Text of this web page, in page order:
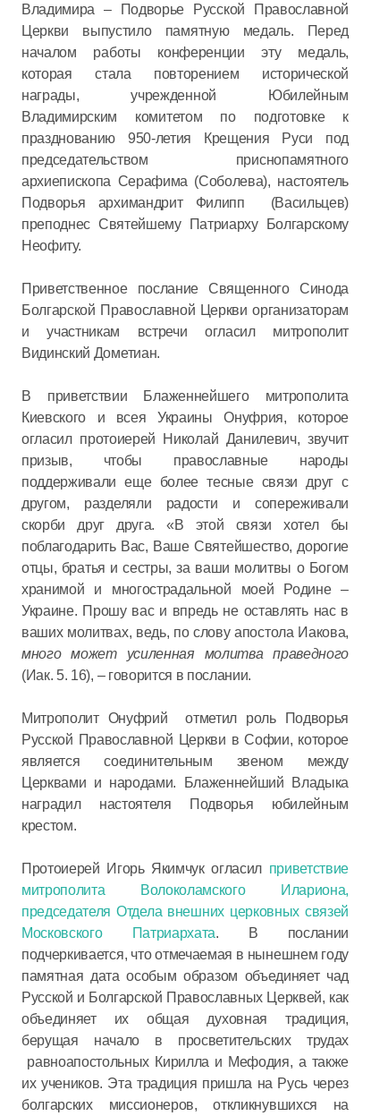
Владимира – Подворье Русской Православной
Церкви выпустило памятную медаль. Перед
началом работы конференции эту медаль,
которая стала повторением исторической
награды, учрежденной Юбилейным
Владимирским комитетом по подготовке к
празднованию 950-летия Крещения Руси под
председательством приснопамятного
архиепископа Серафима (Соболева), настоятель
Подворья архимандрит Филипп (Васильцев)
преподнес Святейшему Патриарху Болгарскому
Неофиту.
Приветственное послание Священного Синода
Болгарской Православной Церкви организаторам
и участникам встречи огласил митрополит
Видинский Дометиан.
В приветствии Блаженнейшего митрополита
Киевского и всея Украины Онуфрия, которое
огласил протоиерей Николай Данилевич, звучит
призыв, чтобы православные народы
поддерживали еще более тесные связи друг с
другом, разделяли радости и сопереживали
скорби друг друга. «В этой связи хотел бы
поблагодарить Вас, Ваше Святейшество, дорогие
отцы, братья и сестры, за ваши молитвы о Богом
хранимой и многострадальной моей Родине –
Украине. Прошу вас и впредь не оставлять нас в
ваших молитвах, ведь, по слову апостола Иакова,
много может усиленная молитва праведного
(Иак. 5. 16), – говорится в послании.
Митрополит Онуфрий отметил роль Подворья
Русской Православной Церкви в Софии, которое
является соединительным звеном между
Церквами и народами. Блаженнейший Владыка
наградил настоятеля Подворья юбилейным
крестом.
Протоиерей Игорь Якимчук огласил приветствие
митрополита Волоколамского Илариона,
председателя Отдела внешних церковных связей
Московского Патриархата. В послании
подчеркивается, что отмечаемая в нынешнем году
памятная дата особым образом объединяет чад
Русской и Болгарской Православных Церквей, как
объединяет их общая духовная традиция,
берущая начало в просветительских трудах
равноапостольных Кирилла и Мефодия, а также
их учеников. Эта традиция пришла на Русь через
болгарских миссионеров, откликнувшихся на